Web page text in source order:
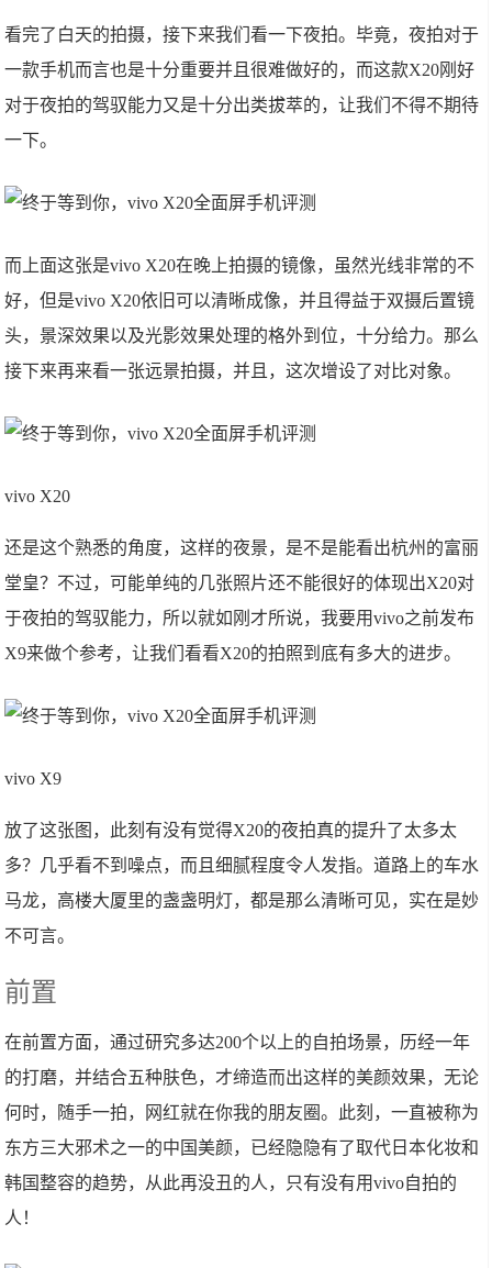
看完了白天的拍摄，接下来我们看一下夜拍。毕竟，夜拍对于
一款手机而言也是十分重要并且很难做好的，而这款X20刚好
对于夜拍的驾驭能力又是十分出类拔萃的，让我们不得不期待
一下。
而上面这张是vivo X20在晚上拍摄的镜像，虽然光线非常的不
好，但是vivo X20依旧可以清晰成像，并且得益于双摄后置镜
头，景深效果以及光影效果处理的格外到位，十分给力。那么
接下来再来看一张远景拍摄，并且，这次增设了对比对象。
vivo X20
还是这个熟悉的角度，这样的夜景，是不是能看出杭州的富丽
堂皇？不过，可能单纯的几张照片还不能很好的体现出X20对
于夜拍的驾驭能力，所以就如刚才所说，我要用vivo之前发布
X9来做个参考，让我们看看X20的拍照到底有多大的进步。
vivo X9
放了这张图，此刻有没有觉得X20的夜拍真的提升了太多太
多？几乎看不到噪点，而且细腻程度令人发指。道路上的车水
马龙，高楼大厦里的盏盏明灯，都是那么清晰可见，实在是妙
不可言。
前置
在前置方面，通过研究多达200个以上的自拍场景，历经一年
的打磨，并结合五种肤色，才缔造而出这样的美颜效果，无论
何时，随手一拍，网红就在你我的朋友圈。此刻，一直被称为
东方三大邪术之一的中国美颜，已经隐隐有了取代日本化妆和
韩国整容的趋势，从此再没丑的人，只有没有用vivo自拍的
人！